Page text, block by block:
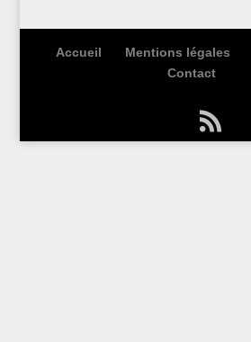
Accueil Mentions légales
Contact